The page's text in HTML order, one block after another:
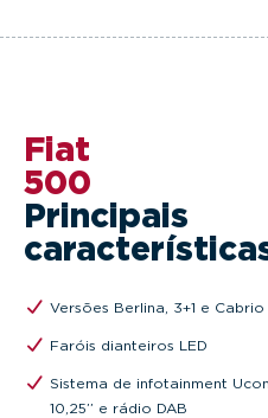
Fiat
500
Principais
Versões Berlina, 3+1 e Cabrio
Faróis dianteiros LED
Sistema de infotainment
10,25’’ e rádio DAB